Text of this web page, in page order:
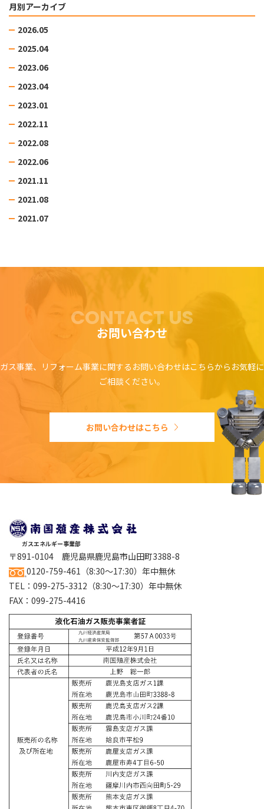
月別アーカイブ
2026.05
2025.04
2023.06
2023.04
2023.01
2022.11
2022.08
2022.06
2021.11
2021.08
2021.07
CONTACT US
お問い合わせ
ガス事業、リフォーム事業に関するお問い合わせはこちらからお気軽に
ご相談ください。
お問い合わせはこちら
ガスエネルギー事業部
〒891-0104 鹿児島県鹿児島市山田町3388-8
0120-759-461 （8:30～17:30）年中無休
TEL： 099-275-3312 （8:30～17:30）年中無休
FAX：099-275-4416